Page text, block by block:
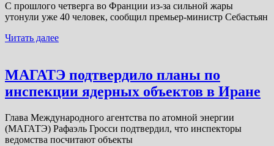
С прошлого четверга во Франции из-за сильной жары
утонули уже 40 человек, сообщил премьер-министр Себастьян
Читать далее
МАГАТЭ подтвердило планы по
инспекции ядерных объектов в Иране
Глава Международного агентства по атомной энергии
(МАГАТЭ) Рафаэль Гросси подтвердил, что инспекторы
ведомства посчитают объекты